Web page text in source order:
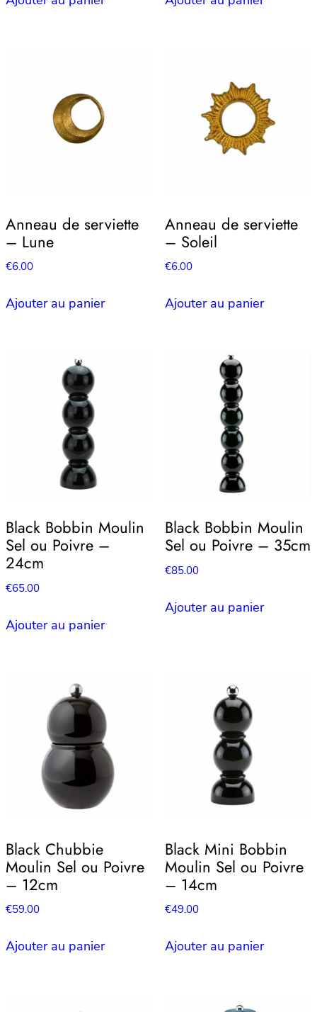
Anneau de serviette
– Lune
€6.00
Ajouter au panier
Anneau de serviette
– Soleil
€6.00
Ajouter au panier
Black Bobbin Moulin
Sel ou Poivre –
24cm
€65.00
Ajouter au panier
Black Bobbin Moulin
Sel ou Poivre – 35cm
€85.00
Ajouter au panier
Black Chubbie
Moulin Sel ou Poivre
– 12cm
€59.00
Ajouter au panier
Black Mini Bobbin
Moulin Sel ou Poivre
– 14cm
€49.00
Ajouter au panier